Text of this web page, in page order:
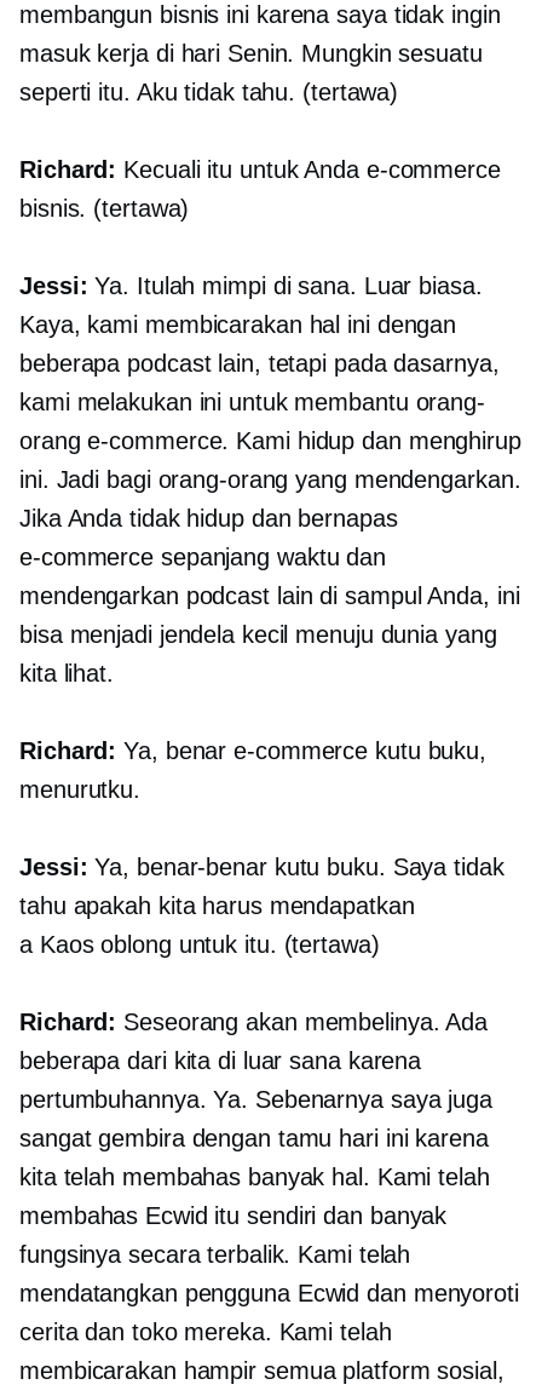
membangun bisnis ini karena saya tidak ingin
masuk kerja di hari Senin. Mungkin sesuatu
seperti itu. Aku tidak tahu. (tertawa)
Richard: Kecuali itu untuk Anda e-commerce
bisnis. (tertawa)
Jessi: Ya. Itulah mimpi di sana. Luar biasa.
Kaya, kami membicarakan hal ini dengan
beberapa podcast lain, tetapi pada dasarnya,
kami melakukan ini untuk membantu orang-
orange-commerce. Kami hidup dan menghirup
ini. Jadi bagi orang-orang yang mendengarkan.
Jika Anda tidak hidup dan bernapas
e-commerce sepanjang waktu dan
mendengarkan podcast lain di sampul Anda, ini
bisa menjadi jendela kecil menuju dunia yang
kita lihat.
Richard: Ya, benare-commerce kutu buku,
menurutku.
Jessi: Ya, benar-benar kutu buku. Saya tidak
tahu apakah kita harus mendapatkan
a Kaos oblong untuk itu. (tertawa)
Richard: Seseorang akan membelinya. Ada
beberapa dari kita di luar sana karena
pertumbuhannya. Ya. Sebenarnya saya juga
sangat gembira dengan tamu hari ini karena
kita telah membahas banyak hal. Kami telah
membahas Ecwid itu sendiri dan banyak
fungsinya secara terbalik. Kami telah
mendatangkan pengguna Ecwid dan menyoroti
cerita dan toko mereka. Kami telah
membicarakan hampir semua platform sosial,